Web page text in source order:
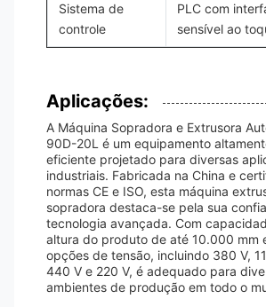
Sistema de
controle
PLC com
sensível ao
Aplicações:
A Máquina Sopradora e Extrusora
90D-20L é um equipamento
eficiente projetado para diversas
industriais. Fabricada na China e
normas CE e ISO, esta máquina
sopradora destaca-se pela sua
tecnologia avançada. Com
altura do produto de até 10.000 mm
opções de tensão, incluindo 380 V,
440 V e 220 V, é adequado para
ambientes de produção em todo o